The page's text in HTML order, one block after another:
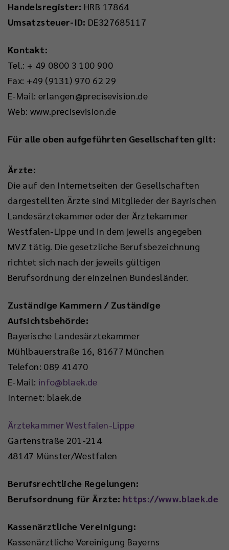
Handelsregister: HRB 17864
Umsatzsteuer-ID: DE327685117
Kontakt:
Tel.: + 49 0800 3 100 900
Fax: +49 (9131) 970 62 29
E-Mail: erlangen@precisevision.de
Web: www.precisevision.de
Für alle oben aufgeführten Gesellschaften gilt:
Ärzte:
Die auf den Internetseiten der Gesellschaften
dargestellten Ärzte sind Mitglieder der Bayrischen
Landesärztekammer oder der Ärztekammer
Westfalen-Lippe und in dem jeweils angegeben
MVZ tätig. Die gesetzliche Berufsbezeichnung
richtet sich nach der jeweils gültigen
Berufsordnung der einzelnen Bundesländer.
Zuständige Kammern / Zuständige
Aufsichtsbehörde:
Bayerische Landesärztekammer
Mühlbauerstraße 16, 81677 München
Telefon: 089 41470
E-Mail: info@blaek.de
Internet: blaek.de
Ärztekammer Westfalen-Lippe
Gartenstraße 201-214
48147 Münster/Westfalen
Berufsrechtliche Regelungen:
Berufsordnung für Ärzte: https://www.blaek.de
Kassenärztliche Vereinigung:
Kassenärztliche Vereinigung Bayerns